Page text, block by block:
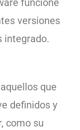
funcione
versiones
integrado.
que
definidos y
como su